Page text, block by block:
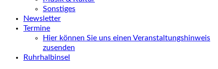
Sonstiges
Newsletter
Termine
Hier können Sie uns einen Veranstaltungshinweis
zusenden
Ruhrhalbinsel